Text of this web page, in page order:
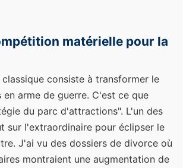
matérielle pour la
consiste à transformer le
arme de guerre. C'est ce que
du parc d'attractions". L'un des
sur l'extraordinaire pour éclipser le
J'ai vu des dossiers de divorce où
montraient une augmentation de